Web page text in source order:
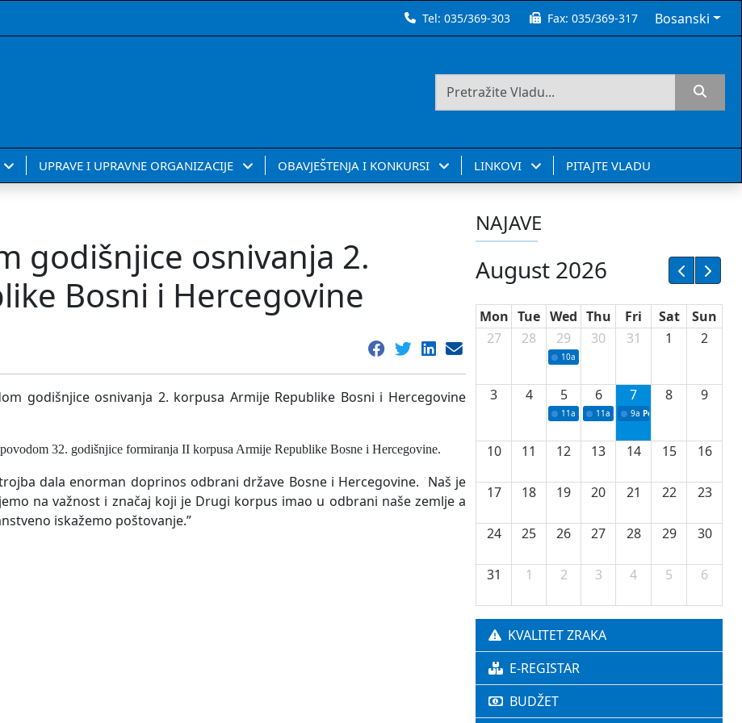
Tel:035/369-303 Fax:035/369-317 Bosanski
UPRAVE I UPRAVNE ORGANIZACIJE OBAVJEŠTENJA I KONKURSI LINKOVI PITAJTE VLADU
godišnjice osnivanja 2.
Bosni i Hercegovine
godišnjice osnivanja 2. korpusa Armije Republike Bosni i Hercegovine
32. godišnjice formiranja II korpusa Armije Republike Bosne i Hercegovine.
dala enorman doprinos odbrani države Bosne i Hercegovine. Naš je
na važnost i značaj koji je Drugi korpus imao u odbrani naše zemlje a
iskažemo poštovanje.”
NAJAVE
August 2026
Mon Tue Wed Thu Fri Sat
Sun
27
28 29
10a Potpisivanje ugovora sa neprofitnim
30 31 1 2
3 4 5
11a Potpisivanje ugovora o stipendijama
6
11a Podrška razvoju vodne
7
9a Početak izgradnje nove
8 9
10 11 12 13 14 15 16
17 18 19 20 21 22 23
24 25 26 27 28 29 30
31 1 2 3 4 5 6
KVALITET ZRAKA
E-REGISTAR
BUDŽET